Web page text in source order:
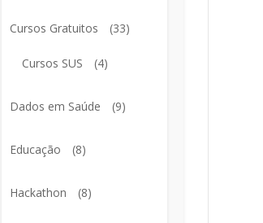
Cursos Gratuitos (33)
Cursos SUS (4)
Dados em Saúde (9)
Educação (8)
Hackathon (8)